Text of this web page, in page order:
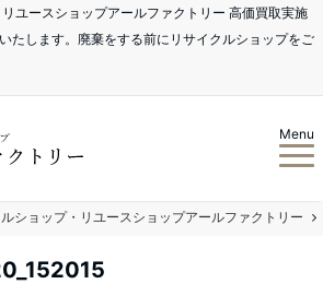
ユースショップアールファクトリー 高価買取実施
たします。廃棄をする前にリサイクルショップをご
Menu
ルショップ・リユースショップアールファクトリー